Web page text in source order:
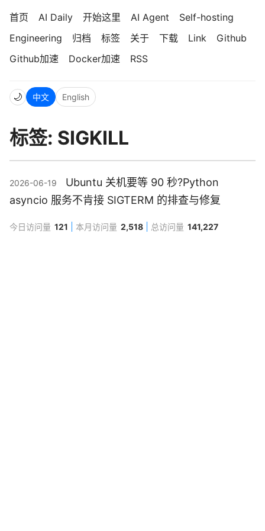
首页 AI Daily 开始这里 AI Agent
Self-hosting
Engineering
归档 标签 关于 下载 Link
Github
Github加速
Docker加速 RSS
🌙 中文 English
标签: SIGKILL
2026-06-19
Ubuntu 关机要等 90 秒?Python
asyncio 服务不肯接 SIGTERM 的排查与修复
今日访问量 121 本月访问量 2,518 总访问量 141,227